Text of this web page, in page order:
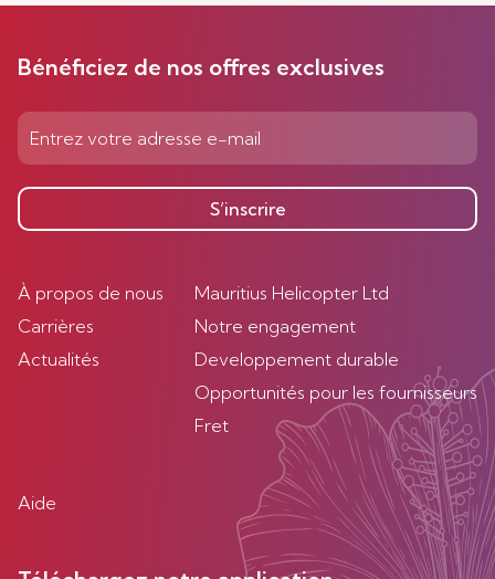
Bénéficiez de nos offres exclusives
S’inscrire
À propos de nous
Carrières
Actualités
Mauritius Helicopter Ltd
Notre engagement
Developpement durable
Opportunités pour les fournisseurs
Fret
Aide